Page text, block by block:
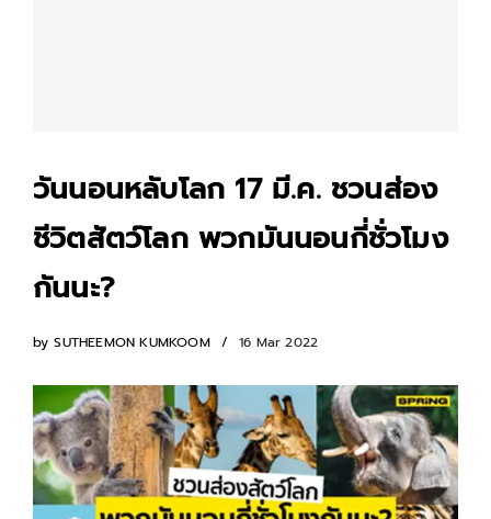
วันนอนหลับโลก 17 มี.ค. ชวนส่อง
ชีวิตสัตว์โลก พวกมันนอนกี่ชั่วโมง
กันนะ?
by SUTHEEMON KUMKOOM 16 Mar 2022